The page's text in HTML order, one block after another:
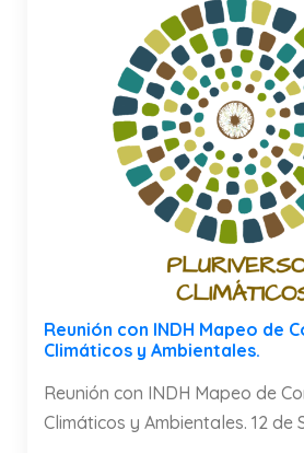
Reunión con INDH Mapeo de
Climáticos y Ambientales.
Reunión con INDH Mapeo de
Climáticos y Ambientales. 12 de